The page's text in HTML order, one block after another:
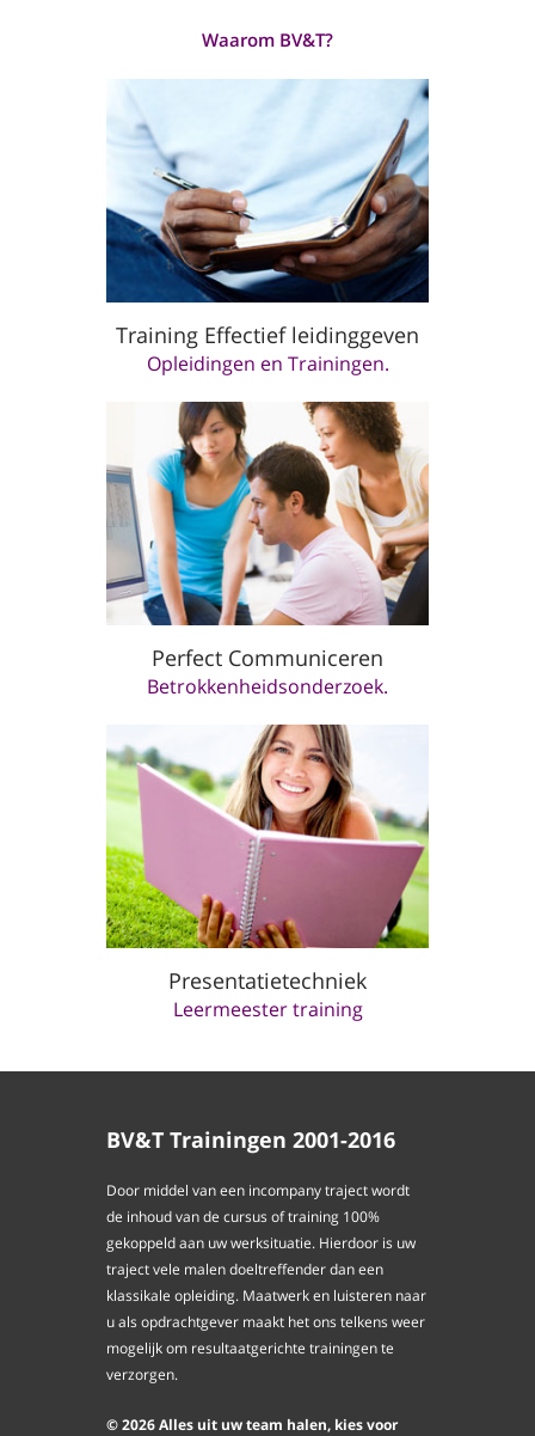
Waarom BV&T?
Training Effectief leidinggeven
Opleidingen en Trainingen.
Perfect Communiceren
Betrokkenheidsonderzoek.
Presentatietechniek
Leermeester training
BV&T Trainingen 2001-2016
Door middel van een incompany traject wordt
de inhoud van de cursus of training 100%
gekoppeld aan uw werksituatie. Hierdoor is uw
traject vele malen doeltreffender dan een
klassikale opleiding. Maatwerk en luisteren naar
u als opdrachtgever maakt het ons telkens weer
mogelijk om resultaatgerichte trainingen te
verzorgen.
©2026Alles uit uw team halen, kies voor